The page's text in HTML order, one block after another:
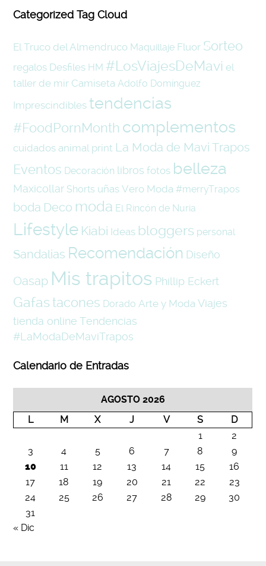
Categorized Tag Cloud
El Truco del Almendruco Maquillaje Fluor Sorteo
regalos Desfiles HM #LosViajesDeMavi el
taller de mir Camiseta Adolfo Domínguez
Imprescindibles tendencias
#FoodPornMonth complementos
cuidados animal print La Moda de Mavi Trapos
Eventos Decoración libros fotos belleza
Maxicollar Shorts uñas Vero Moda #merryTrapos
boda Deco moda El Rincón de Nuria
Lifestyle Kiabi Ideas bloggers personal
Sandalias Recomendación Diseño
Oasap Mis trapitos Phillip Eckert
Gafas tacones Dorado Arte y Moda Viajes
tienda online Tendencias
#LaModaDeMaviTrapos
Calendario de Entradas
AGOSTO 2026
L
M X J V S
D
1
2
3
4 5 6 7 8
9
10
11 12 13 14 15
16
17
18 19 20 21 22
23
24
25 26 27 28 29
30
31
« Dic